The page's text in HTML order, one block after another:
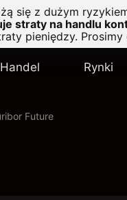
się z dużym
straty na handlu
pieniędzy. Prosimy
Handel Rynki
Future